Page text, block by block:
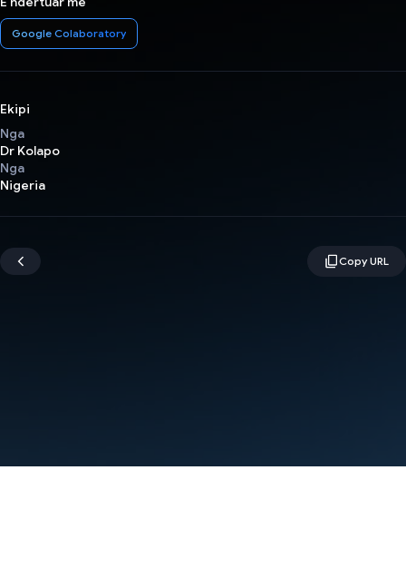
Google Colaboratory
Ekipi
Nga
Dr Kolapo
Nga
Nigeria